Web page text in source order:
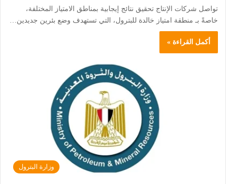
تواصل شركات الإنتاج تحقيق نتائج إيجابية بمناطق الامتياز المختلفة،
خاصةً بـ منطقة امتياز خالدة للبترول، التي تستهدف وضع بئرين جديدين…
أكمل القراءة »
وزارة البترول